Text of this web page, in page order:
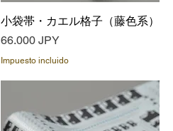
Vista rápida
小袋帯・カエル格子（藤色系）
Precio
66.000 JPY
Impuesto incluido